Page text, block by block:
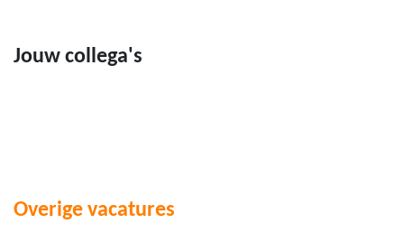
Jouw collega's
Overige vacatures